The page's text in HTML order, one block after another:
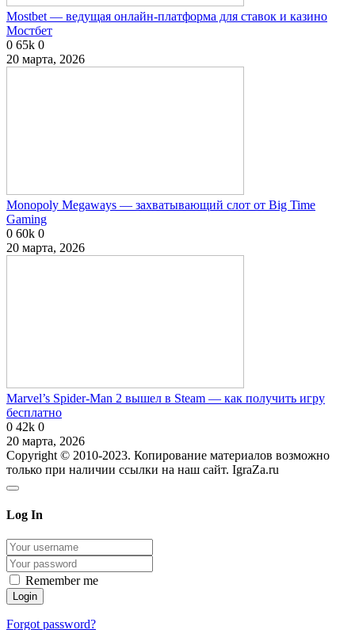
Mostbet — ведущая онлайн-платформа для ставок и казино
Мостбет
0 65k 0
20 марта, 2026
Monopoly Megaways — захватывающий слот от Big Time
Gaming
0 60k 0
20 марта, 2026
Marvel’s Spider-Man 2 вышел в Steam — как получить игру
бесплатно
0 42k 0
20 марта, 2026
Copyright © 2010-2023. Копирование материалов возможно
только при наличии ссылки на наш сайт. IgraZa.ru
Log In
Remember me
Forgot password?